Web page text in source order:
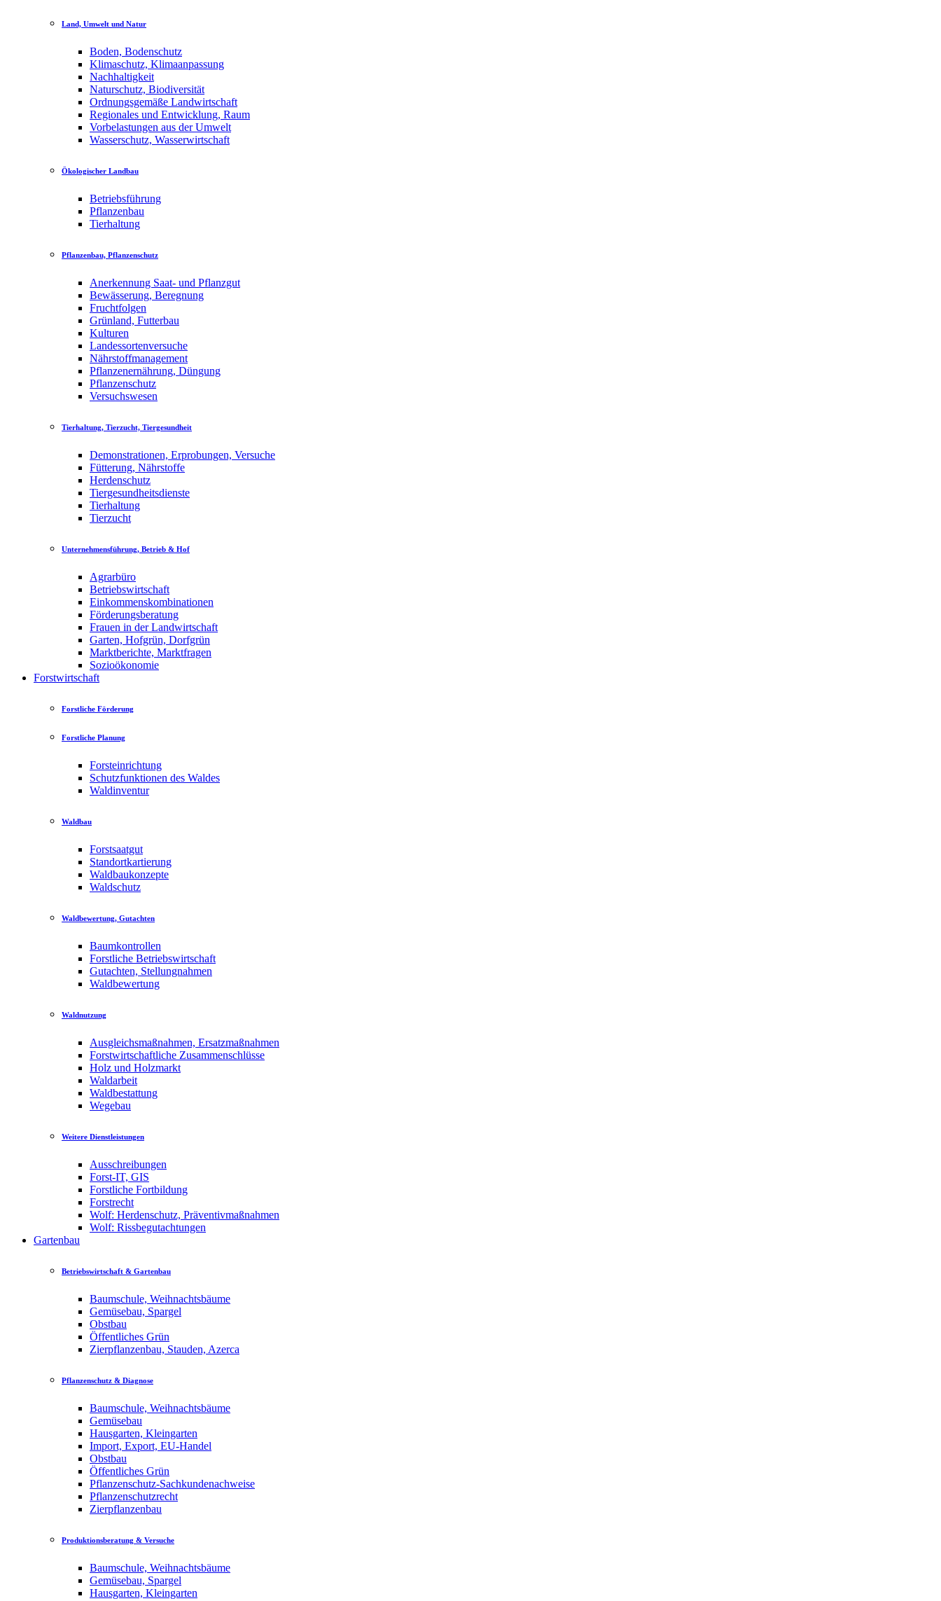
Land, Umwelt und Natur
Boden, Bodenschutz
Klimaschutz, Klimaanpassung
Nachhaltigkeit
Naturschutz, Biodiversität
Ordnungsgemäße Landwirtschaft
Regionales und Entwicklung, Raum
Vorbelastungen aus der Umwelt
Wasserschutz, Wasserwirtschaft
Ökologischer Landbau
Betriebsführung
Pflanzenbau
Tierhaltung
Pflanzenbau, Pflanzenschutz
Anerkennung Saat- und Pflanzgut
Bewässerung, Beregnung
Fruchtfolgen
Grünland, Futterbau
Kulturen
Landessortenversuche
Nährstoffmanagement
Pflanzenernährung, Düngung
Pflanzenschutz
Versuchswesen
Tierhaltung, Tierzucht, Tiergesundheit
Demonstrationen, Erprobungen, Versuche
Fütterung, Nährstoffe
Herdenschutz
Tiergesundheitsdienste
Tierhaltung
Tierzucht
Unternehmensführung, Betrieb & Hof
Agrarbüro
Betriebswirtschaft
Einkommenskombinationen
Förderungsberatung
Frauen in der Landwirtschaft
Garten, Hofgrün, Dorfgrün
Marktberichte, Marktfragen
Sozioökonomie
Forstwirtschaft
Forstliche Förderung
Forstliche Planung
Forsteinrichtung
Schutzfunktionen des Waldes
Waldinventur
Waldbau
Forstsaatgut
Standortkartierung
Waldbaukonzepte
Waldschutz
Waldbewertung, Gutachten
Baumkontrollen
Forstliche Betriebswirtschaft
Gutachten, Stellungnahmen
Waldbewertung
Waldnutzung
Ausgleichsmaßnahmen, Ersatzmaßnahmen
Forstwirtschaftliche Zusammenschlüsse
Holz und Holzmarkt
Waldarbeit
Waldbestattung
Wegebau
Weitere Dienstleistungen
Ausschreibungen
Forst-IT, GIS
Forstliche Fortbildung
Forstrecht
Wolf: Herdenschutz, Präventivmaßnahmen
Wolf: Rissbegutachtungen
Gartenbau
Betriebswirtschaft & Gartenbau
Baumschule, Weihnachtsbäume
Gemüsebau, Spargel
Obstbau
Öffentliches Grün
Zierpflanzenbau, Stauden, Azerca
Pflanzenschutz & Diagnose
Baumschule, Weihnachtsbäume
Gemüsebau
Hausgarten, Kleingarten
Import, Export, EU-Handel
Obstbau
Öffentliches Grün
Pflanzenschutz-Sachkundenachweise
Pflanzenschutzrecht
Zierpflanzenbau
Produktionsberatung & Versuche
Baumschule, Weihnachtsbäume
Gemüsebau, Spargel
Hausgarten, Kleingarten